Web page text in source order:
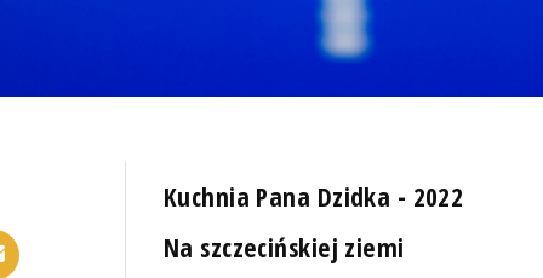
Kuchnia Pana Dzidka - 2022
Na szczecińskiej ziemi